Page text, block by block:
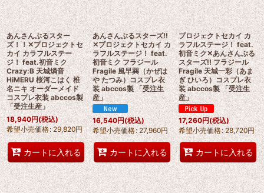
あんさんぶるスター
ズ！！✕プロジェクトセ
カイ カラフルステー
ジ！ feat.初音ミク
Crazy:B 天城燐音
HiMERU 桜河こはく 椎
名ニキ オーダーメイド
コスプレ衣装 abccos製
「受注生産」
18,940円(税込)
希望小売価格: 29,820円
カートに入れる
あんさんぶるスターズ!!
✕プロジェクトセカイ カ
ラフルステージ！ feat.
初音ミク フラジール
Fragile 風早巽（かぜは
や たつみ）コスプレ衣
装 abccos製 「受注生
産」
16,540円(税込)
希望小売価格: 27,960円
カートに入れる
プロジェクトセカイ カ
ラフルステージ！ feat.
初音ミク✕あんさんぶる
スターズ!! フラジール
Fragile 天城一彩（あま
ぎ ひいろ）コスプレ衣
装 abccos製 「受注生
産」
17,260円(税込)
希望小売価格: 28,720円
カートに入れる